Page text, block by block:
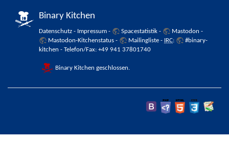
Binary Kitchen
Datenschutz - Impressum - Spacestatistik - Mastodon -
Mastodon-Kitchenstatus - Mailingliste - IRC:
#binary-
kitchen - Telefon/Fax: +49 941 37801740
Binary Kitchen geschlossen.